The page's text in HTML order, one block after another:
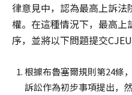
律意見中，認為最高上訴
權。在這種情況下，最高
序，並將以下問題提交
根據布魯塞爾規則第24條
訴訟作為初步事項提出，